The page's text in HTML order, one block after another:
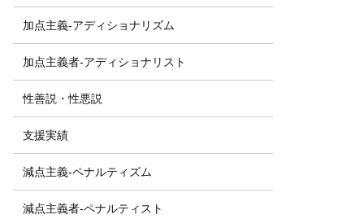
加点主義-アディショナリズム
加点主義者-アディショナリスト
性善説・性悪説
支援実績
減点主義-ペナルティズム
減点主義者-ペナルティスト